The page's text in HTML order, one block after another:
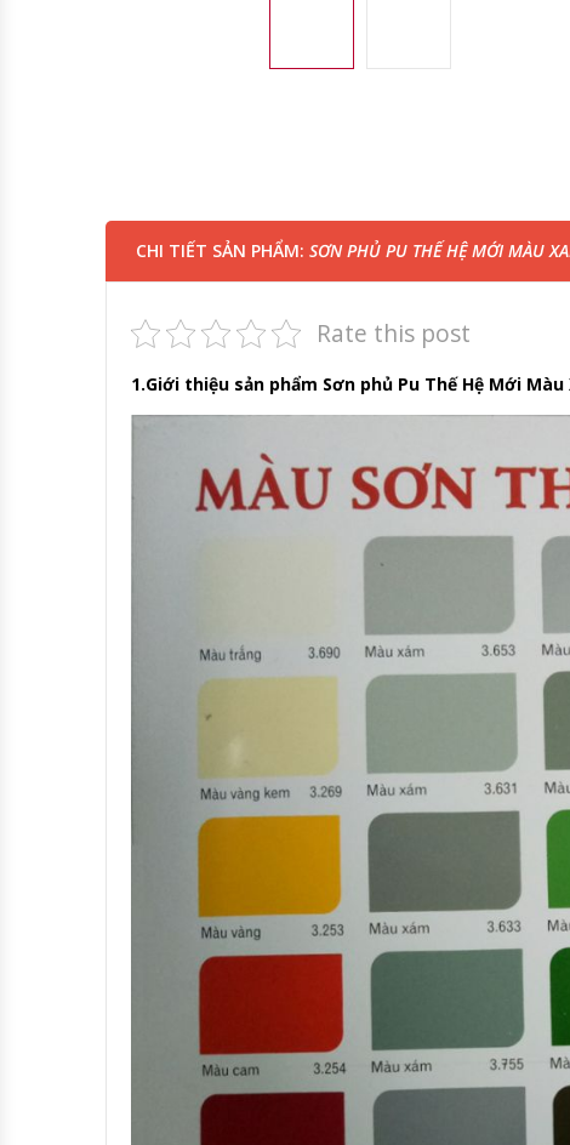
CHI TIẾT SẢN PHẨM: SƠN PHỦ PU THẾ HỆ MỚI MÀU
Rate this post
1.Giới thiệu sản phẩm Sơn phủ Pu Thế Hệ Mới Màu